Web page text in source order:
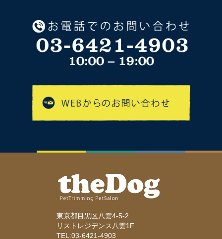
東京都目黒区八雲4-5-2
リストレジデンス八雲1F
TEL:03-6421-4903